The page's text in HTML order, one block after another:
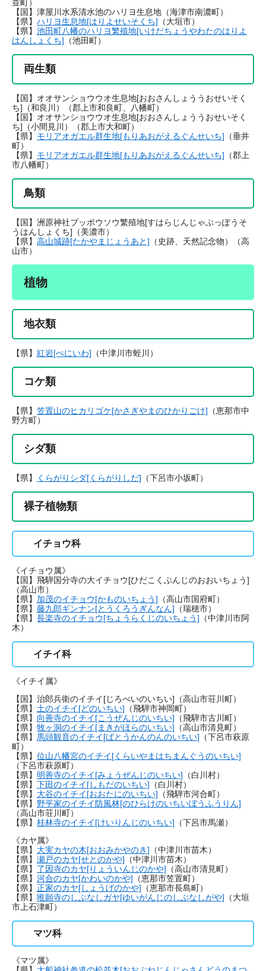
並町）
【国】津屋川水系清水池のハリヨ生息地（海津市南濃町）
【県】 ハリヨ生息地[はりよせいそくち] （大垣市）
【県】 池田町八幡のハリヨ繁殖地[いけだちょうやわたのはりよ
はんしょくち] （池田町）
両生類
【国】オオサンショウウオ生息地[おおさんしょううおせいそく
ち]（和良川）（郡上市和良町、八幡町）
【国】オオサンショウウオ生息地[おおさんしょううおせいそく
ち]（小間見川）（郡上市大和町）
【県】 モリアオガエル群生地[もりあおがえるぐんせいち] （垂井
町）
【県】 モリアオガエル群生地[もりあおがえるぐんせいち] （郡上
市八幡町）
鳥類
【国】洲原神社ブッポウソウ繁殖地[すはらじんじゃぶっぽうそ
うはんしょくち]（美濃市）
【県】 高山城跡[たかやまじょうあと] （史跡、天然記念物）（高
山市）
植物
地衣類
【県】 紅岩[べにいわ] （中津川市蛭川）
コケ類
【県】 笠置山のヒカリゴケ[かさぎやまのひかりごけ] （恵那市中
野方町）
シダ類
【県】 くらがりシダ[くらがりしだ] （下呂市小坂町）
裸子植物類
イチョウ科
《イチョウ属》
【国】飛騨国分寺の大イチョウ[ひだこくぶんじのおおいちょう]
（高山市）
【県】 加茂のイチョウ[かものいちょう] （高山市国府町）
【県】 藤九郎ギンナン[とうくろうぎんなん] （瑞穂市）
【県】 長楽寺のイチョウ[ちょうらくじのいちょう] （中津川市阿
木）
イチイ科
《イチイ属》
【国】治郎兵衛のイチイ[じろべいのいちい]（高山市荘川町）
【県】 土のイチイ[どのいちい] （飛騨市神岡町）
【県】 向善寺のイチイ[こうぜんじのいちい] （飛騨市古川町）
【県】 牧ヶ洞のイチイ[まきがほらのいちい] （高山市清見町）
【県】 馬頭観音のイチイ[ばとうかんのんのいちい] （下呂市萩原
町）
【県】 位山八幡宮のイチイ[くらいやまはちまんぐうのいちい]
（下呂市萩原町）
【県】 明善寺のイチイ[みょうぜんじのいちい] （白川村）
【県】 下田のイチイ[しもだのいちい] （白川村）
【県】 大谷のイチイ[おおたにのいちい] （飛騨市河合町）
【県】 野平家のイチイ防風林[のひらけのいちいぼうふうりん]
（高山市荘川町）
【県】 桂林寺のイチイ[けいりんじのいちい] （下呂市馬瀬）
《カヤ属》
【県】 大実カヤの木[おおみかやのき] （中津川市苗木）
【県】 瀬戸のカヤ[せとのかや] （中津川市苗木）
【県】 了因寺のカヤ[りょういんじのかや] （高山市清見町）
【県】 河合のカヤ[かわいのかや] （恵那市笠置町）
【県】 正家のカヤ[しょうげのかや] （恵那市長島町）
【県】 唯願寺のしぶなしガヤ[ゆいがんじのしぶなしがや] （大垣
市上石津町）
マツ科
《マツ属》